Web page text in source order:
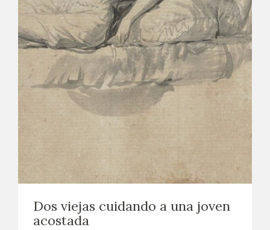
ACTUALIDAD
SALA DE PRENSA
BLOG CUADERNO ITALIANO
FRANCISCO DE GOYA
BIOGRAFÍA
CATÁLOGO
Dos viejas cuidando a una joven
acostada